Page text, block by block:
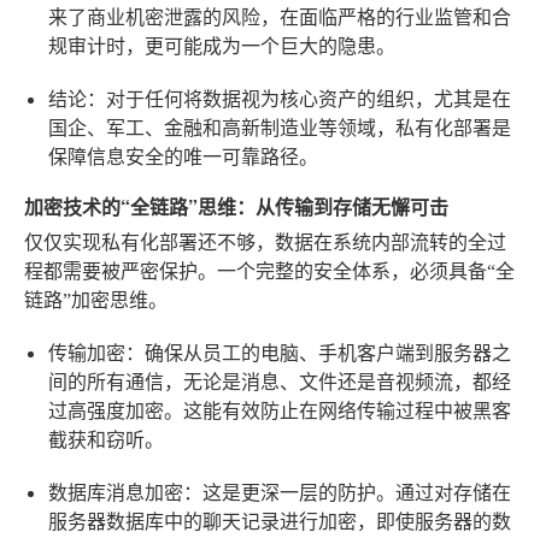
来了商业机密泄露的风险，在面临严格的行业监管和合
规审计时，更可能成为一个巨大的隐患。
结论：对于任何将数据视为核心资产的组织，尤其是在
国企、军工、金融和高新制造业等领域，私有化部署是
保障信息安全的唯一可靠路径。
加密技术的“全链路”思维：从传输到存储无懈可击
仅仅实现私有化部署还不够，数据在系统内部流转的全过
程都需要被严密保护。一个完整的安全体系，必须具备“全
链路”加密思维。
传输加密 ：确保从员工的电脑、手机客户端到服务器之
间的所有通信，无论是消息、文件还是音视频流，都经
过高强度加密。这能有效防止在网络传输过程中被黑客
截获和窃听。
数据库消息加密 ：这是更深一层的防护。通过对存储在
服务器数据库中的聊天记录进行加密，即使服务器的数